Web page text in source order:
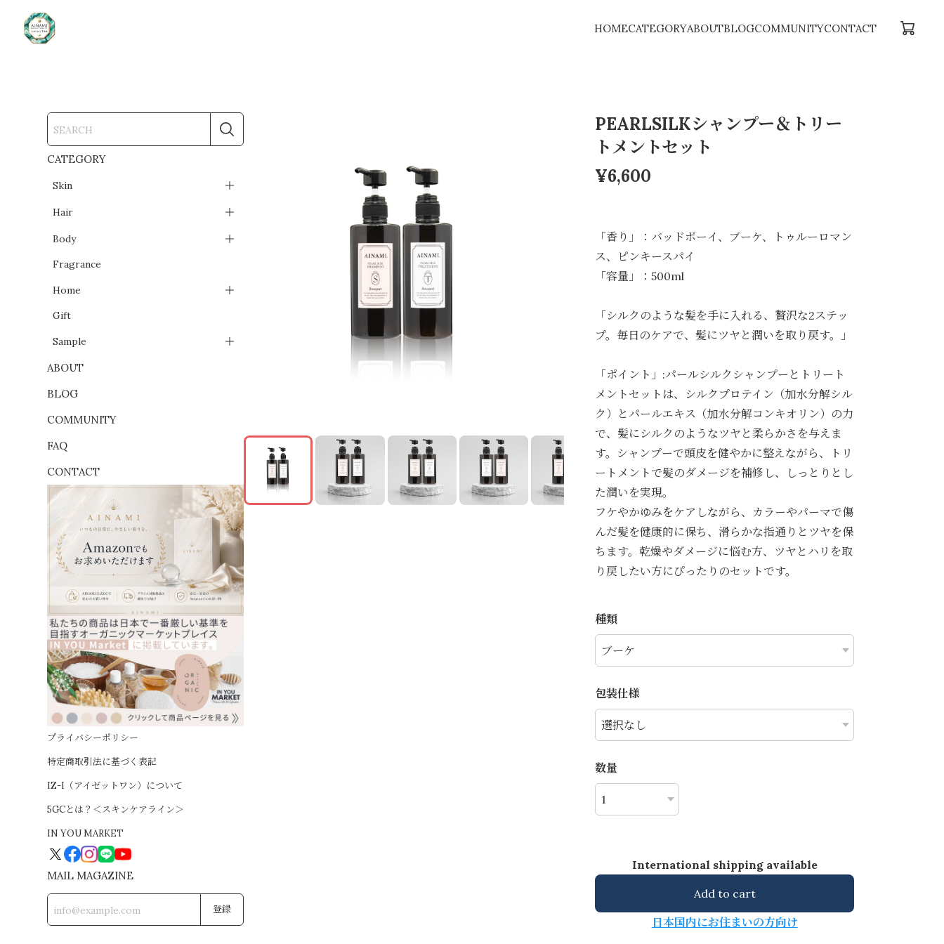
HOMECATEGORYABOUTBLOGCOMMUNITYCONTACT
CATEGORY
Skin
Hair
Body
Fragrance
Home
Gift
Sample
ABOUT
BLOG
COMMUNITY
FAQ
CONTACT
プライバシーポリシー
特定商取引法に基づく表記
IZ-I（アイゼットワン）について
5GCとは？＜スキンケアライン＞
IN YOU MARKET
MAIL MAGAZINE
登録
PEARLSILKシャンプー＆トリー
トメントセット
¥6,600
「香り」：バッドボーイ、ブーケ、トゥルーロマン
ス、ピンキースパイ
「容量」：500ml
「シルクのような髪を手に入れる、贅沢な2ステッ
プ。毎日のケアで、髪にツヤと潤いを取り戻す。」
「ポイント」:パールシルクシャンプーとトリート
メントセットは、シルクプロテイン（加水分解シル
ク）とパールエキス（加水分解コンキオリン）の力
で、髪にシルクのようなツヤと柔らかさを与えま
す。シャンプーで頭皮を健やかに整えながら、トリ
ートメントで髪のダメージを補修し、しっとりとし
た潤いを実現。
フケやかゆみをケアしながら、カラーやパーマで傷
んだ髪を健康的に保ち、滑らかな指通りとツヤを保
ちます。乾燥やダメージに悩む方、ツヤとハリを取
り戻したい方にぴったりのセットです。
種類
包装仕様
数量
International shipping available
Add to cart
日本国内にお住まいの方向け